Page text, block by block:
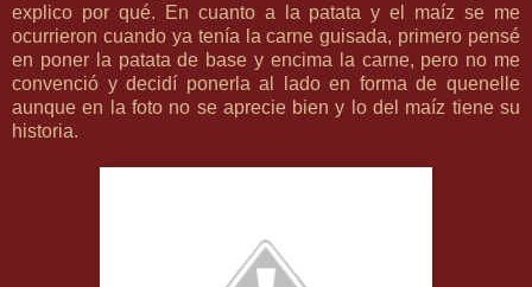
explico por qué. En cuanto a la patata y el maíz se me
ocurrieron cuando ya tenía la carne guisada, primero pensé
en poner la patata de base y encima la carne, pero no me
convenció y decidí ponerla al lado en forma de quenelle
aunque en la foto no se aprecie bien y lo del maíz tiene su
historia.